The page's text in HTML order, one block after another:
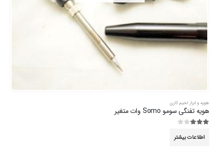
هویه و ابزار لحیم کاری
هویه تفنگی سومو Somo وات متغیر
اطلاعات بیشتر